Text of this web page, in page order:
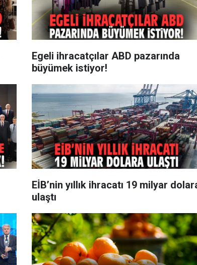
Egeli ihracatçılar ABD pazarında
büyümek istiyor!
EİB’nin yıllık ihracatı 19 milyar
ulaştı